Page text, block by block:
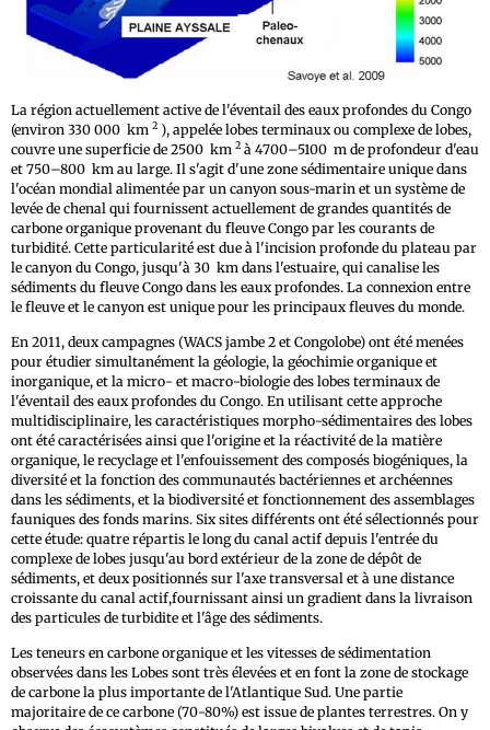
La région actuellement active de l'éventail des eaux profondes du Congo
(environ 330 000 km 2 ), appelée lobes terminaux ou complexe de lobes,
couvre une superficie de 2500 km 2 à 4700–5100 m de profondeur d'eau
et 750–800 km au large. Il s'agit d'une zone sédimentaire unique dans
l'océan mondial alimentée par un canyon sous-marin et un système de
levée de chenal qui fournissent actuellement de grandes quantités de
carbone organique provenant du fleuve Congo par les courants de
turbidité. Cette particularité est due à l'incision profonde du plateau par
le canyon du Congo, jusqu'à 30 km dans l'estuaire, qui canalise les
sédiments du fleuve Congo dans les eaux profondes. La connexion entre
le fleuve et le canyon est unique pour les principaux fleuves du monde.
En 2011, deux campagnes (WACS jambe 2 et Congolobe) ont été menées
pour étudier simultanément la géologie, la géochimie organique et
inorganique, et la micro- et macro-biologie des lobes terminaux de
l'éventail des eaux profondes du Congo. En utilisant cette approche
multidisciplinaire, les caractéristiques morpho-sédimentaires des lobes
ont été caractérisées ainsi que l'origine et la réactivité de la matière
organique, le recyclage et l'enfouissement des composés biogéniques, la
diversité et la fonction des communautés bactériennes et archéennes
dans les sédiments, et la biodiversité et fonctionnement des assemblages
fauniques des fonds marins. Six sites différents ont été sélectionnés pour
cette étude: quatre répartis le long du canal actif depuis l'entrée du
complexe de lobes jusqu'au bord extérieur de la zone de dépôt de
sédiments, et deux positionnés sur l'axe transversal et à une distance
croissante du canal actif,fournissant ainsi un gradient dans la livraison
des particules de turbidite et l'âge des sédiments.
Les teneurs en carbone organique et les vitesses de sédimentation
observées dans les Lobes sont très élevées et en font la zone de stockage
de carbone la plus importante de l'Atlantique Sud. Une partie
majoritaire de ce carbone (70-80%) est issue de plantes terrestres. On y